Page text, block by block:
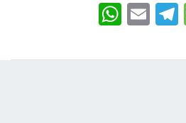
WhatsApp EmailTelegram